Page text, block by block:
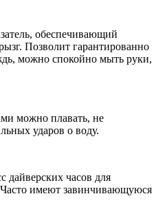
обеспечивающий
Позволит гарантированно
можно спокойно мыть руки,
можно плавать, не
ударов о воду.
дайверских часов для
имеют завинчивающуюся